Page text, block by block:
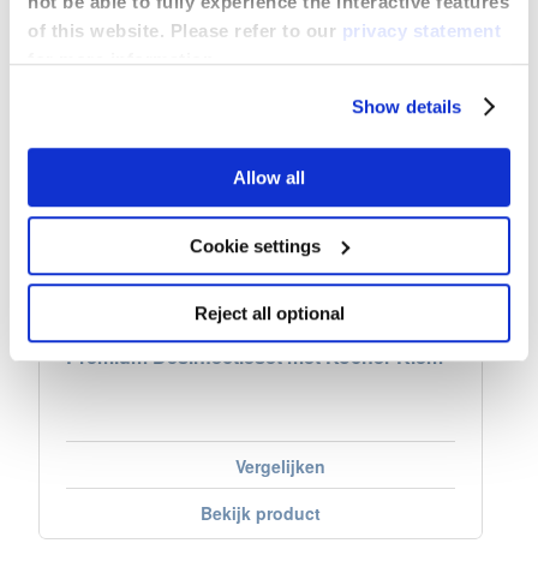
of this website. Please refer to our privacy statement
for more information.
Show details
Allow all
Cookie settings
Reject all optional
Premium Desinfectieset met Kocher Klem
Vergelijken
Bekijk product